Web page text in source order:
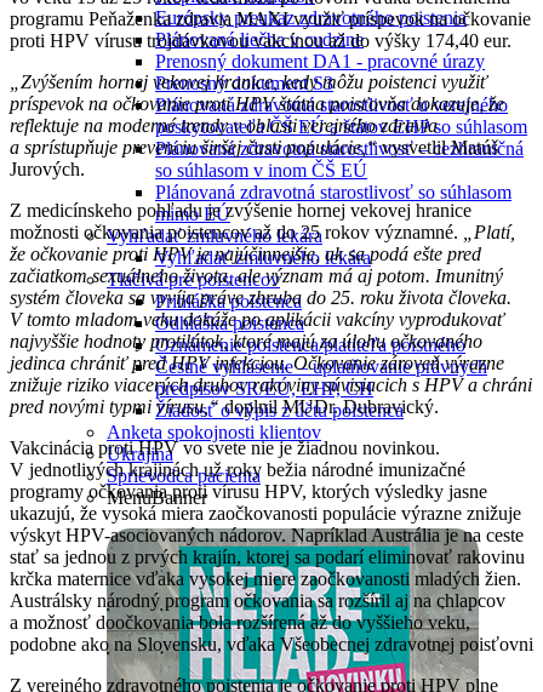
Európsky preukaz zdravotného poistenia
Plánovaná liečba v cudzine
Prenosný dokument DA1 - pracovné úrazy
Prenosný dokument S3
Plánovaná zdravotná starostlivosť u verejného
poskytovateľa ČŠ EÚ a štátov EHP so súhlasom
Plánovaná zdravotná starostlivosť – cezhraničná
so súhlasom v inom ČŠ EÚ
Plánovaná zdravotná starostlivosť so súhlasom
mimo EÚ
Vyhľadať zmluvného lekára
Vyhľadať zmluvného lekára
Tlačivá pre poistencov
Prihláška poistenca
Odhláška poistenca
Oznámenie poistenca/platiteľa poistného
Čestné vyhlásenie – uplatňovanie právnych
predpisov SR/EÚ, EHP, CH
Žiadosť o výpis z účtu poistenca
Anketa spokojnosti klientov
Ukrajina
Sprievodca pacienta
MenuBanner
programu Peňaženka zdravia MAXI využiť príspevok na očkovanie
proti HPV vírusu trojdávkovou vakcínou až do výšky 174,40 eur.
„Zvýšením hornej vekovej hranice, kedy môžu poistenci využiť
príspevok na očkovanie proti HPV štátna poisťovňa dokazuje, že
reflektuje na moderné trendy v oblasti verejného zdravia
a sprístupňuje prevenciu širšej časti populácie,“vysvetlil Matúš
Jurových.
Z medicínskeho pohľadu je zvýšenie hornej vekovej hranice
možnosti očkovania poistencov až do 25 rokov významné.
„Platí,
že očkovanie proti HPV je najúčinnejšie, ak sa podá ešte pred
začiatkom sexuálneho života, ale význam má aj potom. Imunitný
systém človeka sa vyvíja práve zhruba do 25. roku života človeka.
V tomto mladom veku dokáže po aplikácii vakcíny vyprodukovať
najvyššie hodnoty protilátok, ktoré majú za úlohu očkovaného
jedinca chrániť pred HPV infekciou. Očkovanie zároveň výrazne
znižuje riziko viacerých druhov rakoviny súvisiacich s HPV a chráni
pred novými typmi vírusu,“doplnil MUDr. Dubravický.
Vakcinácia proti HPV vo svete nie je žiadnou novinkou.
V jednotlivých krajinách už roky bežia národné imunizačné
programy očkovania proti vírusu HPV, ktorých výsledky jasne
ukazujú, že vysoká miera zaočkovanosti populácie výrazne znižuje
výskyt HPV-asociovaných nádorov. Napríklad Austrália je na ceste
stať sa jednou z prvých krajín, ktorej sa podarí eliminovať rakovinu
krčka maternice vďaka vysokej miere zaočkovanosti mladých žien.
Austrálsky národný program očkovania sa rozšíril aj na chlapcov
a možnosť doočkovania bola rozšírená až do vyššieho veku,
podobne ako na Slovensku, vďaka Všeobecnej zdravotnej poisťovni
Z verejného zdravotného poistenia je očkovanie proti HPV plne